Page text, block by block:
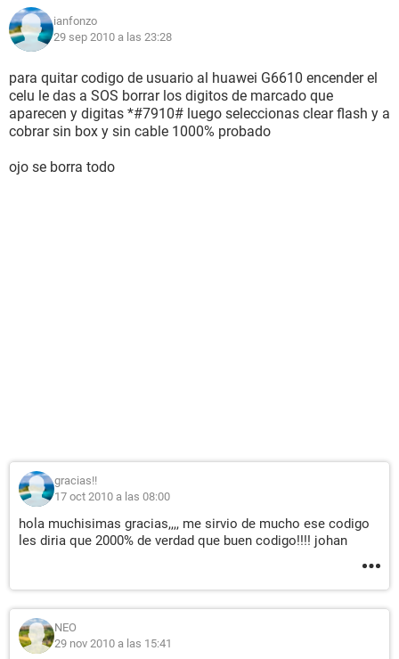
ianfonzo
29 sep 2010 a las 23:28
para quitar codigo de usuario al huawei G6610 encender el
celu le das a SOS borrar los digitos de marcado que
aparecen y digitas *#7910# luego seleccionas clear flash y a
cobrar sin box y sin cable 1000% probado
ojo se borra todo
gracias!!
17 oct 2010 a las 08:00
hola muchisimas gracias,,,, me sirvio de mucho ese codigo
les diria que 2000% de verdad que buen codigo!!!! johan
NEO
29 nov 2010 a las 15:41